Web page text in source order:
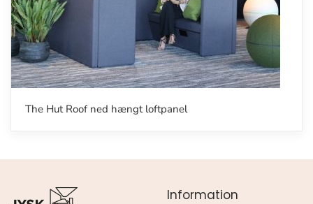
The Hut Roof ned hængt loftpanel
Information